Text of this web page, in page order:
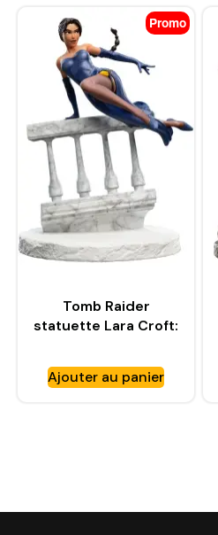
Promo
Tomb Raider
statuette Lara Croft:
– WETA WORKSHOP
Ajouter au panier